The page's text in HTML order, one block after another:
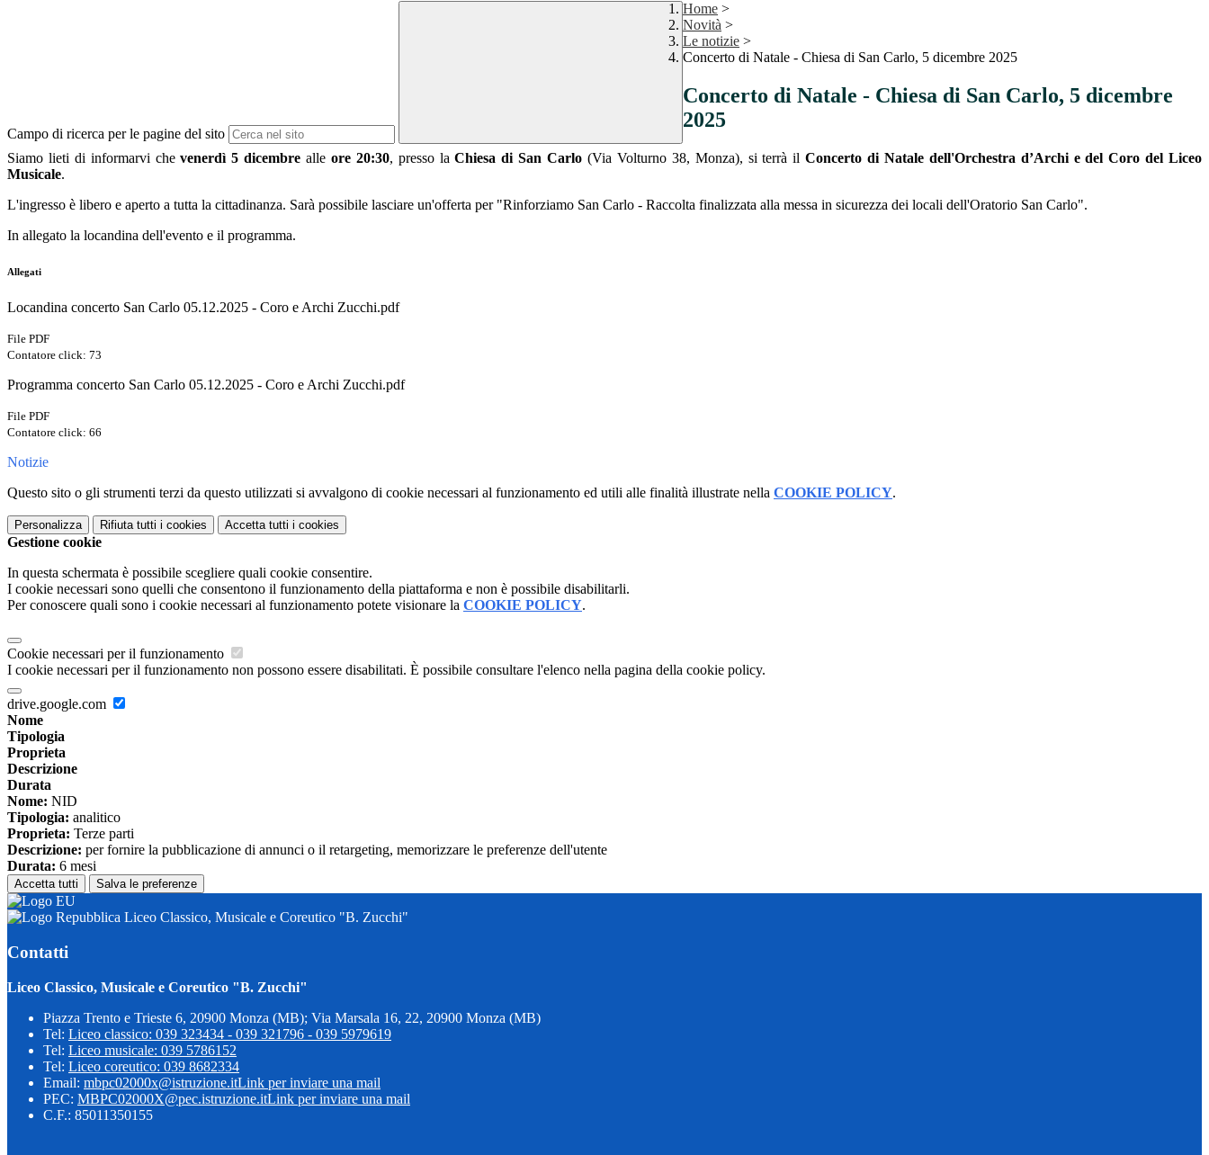
Campo di ricerca per le pagine del sito
Home >
Novità >
Le notizie >
Concerto di Natale - Chiesa di San Carlo, 5 dicembre 2025
Concerto di Natale - Chiesa di San Carlo, 5 dicembre
2025
Siamo lieti di informarvi chevenerdì 5 dicembre alle ore 20:30, presso laChiesa di San Carlo (Via Volturno 38, Monza), si terrà ilConcerto di Natale dell'Orchestra d’Archi e del Coro del Liceo
Musicale.
L'ingresso è libero e aperto a tutta la cittadinanza. Sarà possibile lasciare un'offerta per "Rinforziamo San Carlo - Raccolta finalizzata alla messa in sicurezza dei locali dell'Oratorio San Carlo".
In allegato la locandina dell'evento e il programma.
Allegati
Locandina concerto San Carlo 05.12.2025 - Coro e Archi Zucchi.pdf
File PDF
Contatore click: 73
Programma concerto San Carlo 05.12.2025 - Coro e Archi Zucchi.pdf
File PDF
Contatore click: 66
Notizie
Questo sito o gli strumenti terzi da questo utilizzati si avvalgono di cookie necessari al funzionamento ed utili alle finalità illustrate nella COOKIE POLICY.
Personalizza Rifiuta tutti i cookies Accetta tutti i cookies
Gestione cookie
In questa schermata è possibile scegliere quali cookie consentire.
I cookie necessari sono quelli che consentono il funzionamento della piattaforma e non è possibile disabilitarli.
Per conoscere quali sono i cookie necessari al funzionamento potete visionare la COOKIE POLICY.
Cookie necessari per il funzionamento
I cookie necessari per il funzionamento non possono essere disabilitati. È possibile consultare l'elenco nella pagina della cookie policy.
drive.google.com
Nome
Tipologia
Proprieta
Descrizione
Durata
Nome: NID
Tipologia: analitico
Proprieta: Terze parti
Descrizione: per fornire la pubblicazione di annunci o il retargeting, memorizzare le preferenze dell'utente
Durata: 6 mesi
Accetta tutti Salva le preferenze
Liceo Classico, Musicale e Coreutico "B. Zucchi"
Contatti
Liceo Classico, Musicale e Coreutico "B. Zucchi"
Piazza Trento e Trieste 6, 20900 Monza (MB); Via Marsala 16, 22, 20900 Monza (MB)
Tel: Liceo classico: 039 323434 - 039 321796 - 039 5979619
Tel: Liceo musicale: 039 5786152
Tel: Liceo coreutico: 039 8682334
Email: mbpc02000x@istruzione.itLink per inviare una mail
PEC: MBPC02000X@pec.istruzione.itLink per inviare una mail
C.F.: 85011350155